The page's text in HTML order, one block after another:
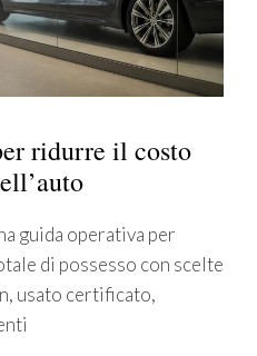
ridurre il costo
guida operativa per
di possesso con scelte
usato certificato,